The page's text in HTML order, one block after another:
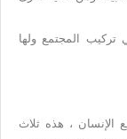
تركيب المجتمع ولها
الإنسان ، هذه ثلاث